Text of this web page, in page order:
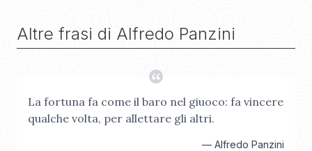
Altre frasi di Alfredo Panzini
La fortuna fa come il baro nel giuoco: fa vincere
qualche volta, per allettare gli altri.
— Alfredo Panzini